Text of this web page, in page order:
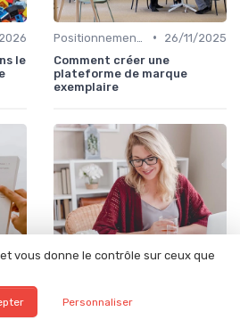
le
•
26/11/2025
Comment créer une
plateforme de marque
exemplaire
vous donne le contrôle sur ceux que
Personnaliser